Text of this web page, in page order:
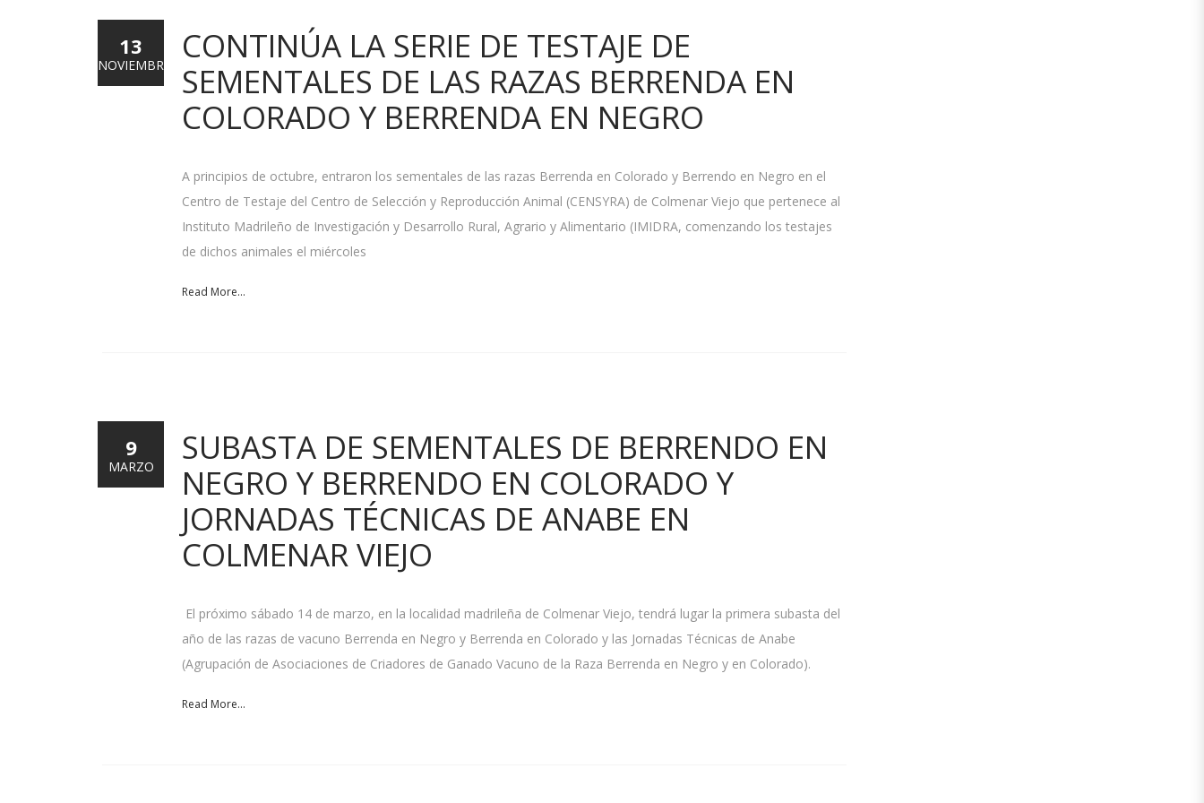
CONTINÚA LA SERIE DE TESTAJE DE
SEMENTALES DE LAS RAZAS BERRENDA EN
COLORADO Y BERRENDA EN NEGRO
A principios de octubre, entraron los sementales de las razas Berrenda en Colorado y Berrendo en Negro en el
Centro de Testaje del Centro de Selección y Reproducción Animal (CENSYRA) de Colmenar Viejo que pertenece al
Instituto Madrileño de Investigación y Desarrollo Rural, Agrario y Alimentario (IMIDRA, comenzando los testajes
de dichos animales el miércoles
Read More...
13
NOVIEMBRE
SUBASTA DE SEMENTALES DE BERRENDO EN
NEGRO Y BERRENDO EN COLORADO Y
JORNADAS TÉCNICAS DE ANABE EN
COLMENAR VIEJO
El próximo sábado 14 de marzo, en la localidad madrileña de Colmenar Viejo, tendrá lugar la primera subasta del
año de las razas de vacuno Berrenda en Negro y Berrenda en Colorado y las Jornadas Técnicas de Anabe
(Agrupación de Asociaciones de Criadores de Ganado Vacuno de la Raza Berrenda en Negro y en Colorado).
Read More...
9
MARZO